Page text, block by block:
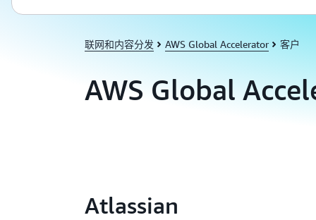
联网和内容分发 AWS Global Accelerator 客户
AWS Global
Atlassian